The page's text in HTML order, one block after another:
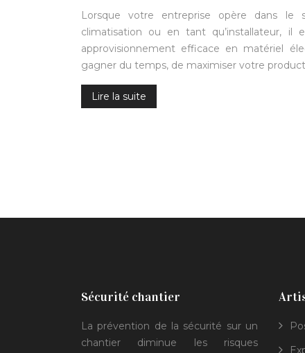
Lorsque votre entreprise opère dans le
climatisation ou en tant qu’installateur, il
approvisionnement efficace en matériel
gagner du temps, de maximiser votre
Lire la suite
Sécurité chantier
La prévention de la sécurité sur un
chantier diminue les risques